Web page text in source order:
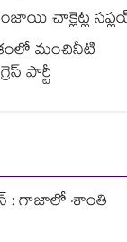
చాక్లెట్ల
మంచినీటి
పార్టీ
: గాజాలో శాంతి